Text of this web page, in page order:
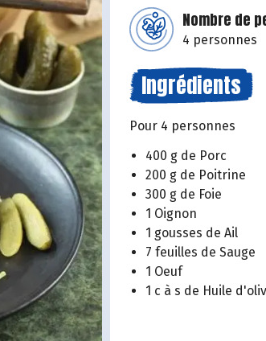
Nombre de
4 personnes
Ingrédients
Pour 4 personnes
400 g de Porc
200 g de Poitrine
300 g de Foie
1 Oignon
1 gousses de Ail
7 feuilles de Sauge
1 Oeuf
1 c à s de Huile